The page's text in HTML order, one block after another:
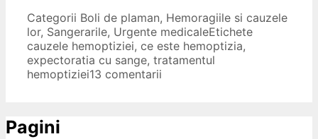
Categorii Boli de plaman, Hemoragiile si cauzele
lor, Sangerarile, Urgente medicaleEtichete
cauzele hemoptiziei, ce este hemoptizia,
expectoratia cu sange, tratamentul
hemoptiziei13 comentarii
Pagini